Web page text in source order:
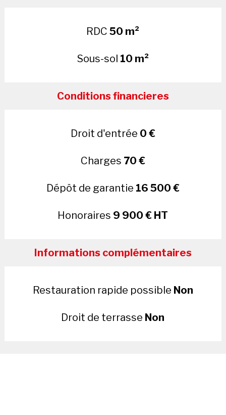
RDC50 m²
Sous-sol 10 m²
Conditions financieres
Droit d'entrée 0 €
Charges 70 €
Dépôt de garantie 16 500 €
Honoraires 9 900 € HT
Informations complémentaires
Restauration rapide possible Non
Droit de terrasse Non